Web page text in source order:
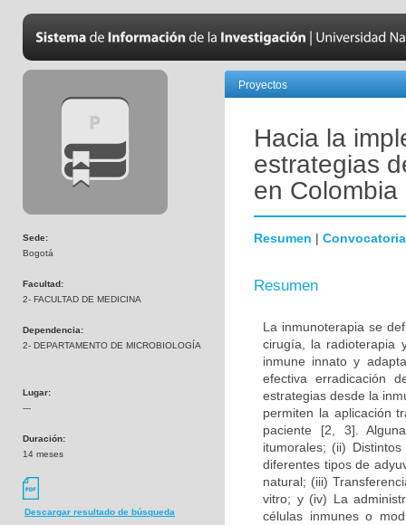
Sede:
Bogotá
Facultad:
2- FACULTAD DE MEDICINA
Dependencia:
2- DEPARTAMENTO DE MICROBIOLOGÍA
Lugar:
---
Duración:
14 meses
Descargar resultado de búsqueda
Proyectos
Hacia la
estrategias
en Colombia
Resumen | Convocatoria
Resumen
La inmunoterapia se
cirugía, la radioterapia
inmune innato y
efectiva erradicación
estrategias desde la
permiten la aplicación
paciente [2, 3].
itumorales; (ii)
diferentes tipos de
natural; (iii)
vitro; y (iv) La
células inmunes o